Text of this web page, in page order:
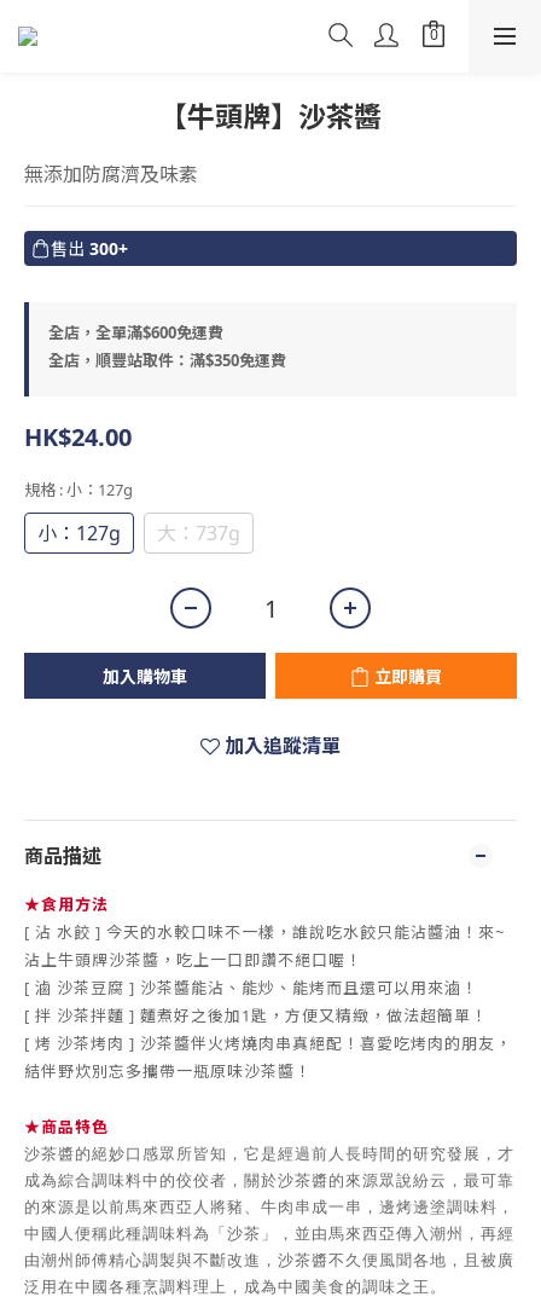
【牛頭牌】沙茶醬
無添加防腐濟及味素
售出 300+
全店，全單滿$600免運費
全店，順豐站取件：滿$350免運費
HK$24.00
規格 : 小：127g
小：127g 大：737g
加入購物車 立即購買
加入追蹤清單
商品描述
★食用方法
[ 沾 水餃 ] 今天的水較口味不一樣，誰說吃水餃只能沾醬油！來~
沾上牛頭牌沙茶醬，吃上一口即讚不絕口喔 ！
[ 滷 沙茶豆腐 ] 沙茶醬能沾、能炒、能烤而且還可以用來滷！
[ 拌 沙茶拌麵 ] 麵煮好之後加1匙，方便又精緻，做法超簡單！
[ 烤 沙茶烤肉 ] 沙茶醬伴火烤燒肉串真絕配！喜愛吃烤肉的朋友，
結伴野炊別忘多攜帶一瓶原味沙茶醬！
★商品特色
沙茶醬的絕妙口感眾所皆知，它是經過前人長時間的研究發展，才
成為綜合調味料中的佼佼者，關於沙茶醬的來源眾說紛云，最可靠
的來源是以前馬來西亞人將豬、牛肉串成一串，邊烤邊塗調味料，
中國人便稱此種調味料為「沙茶」，並由馬來西亞傳入潮州，再經
由潮州師傅精心調製與不斷改進，沙茶醬不久便風聞各地，且被廣
泛用在中國各種烹調料理上，成為中國美食的調味之王。